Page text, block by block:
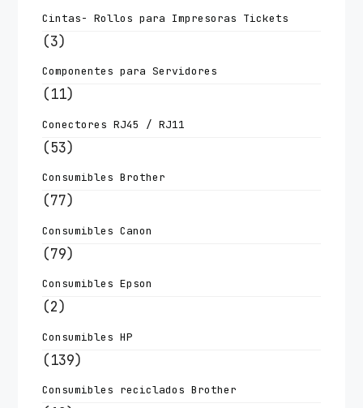
Cintas- Rollos para Impresoras Tickets
(3)
Componentes para Servidores
(11)
Conectores RJ45 / RJ11
(53)
Consumibles Brother
(77)
Consumibles Canon
(79)
Consumibles Epson
(2)
Consumibles HP
(139)
Consumibles reciclados Brother